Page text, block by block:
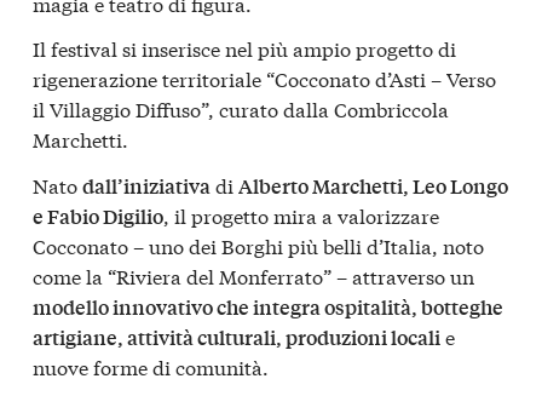
Il festival si inserisce nel più ampio progetto di
rigenerazione territoriale “Cocconato d’Asti – Verso
il Villaggio Diffuso”, curato dalla Combriccola
Marchetti.
Natodall’iniziativadi Alberto Marchetti, Leo Longo
e Fabio Digilio, il progetto mira a valorizzare
Cocconato – uno dei Borghi più belli d’Italia, noto
come la “Riviera del Monferrato” – attraverso un
modello innovativo che integra ospitalità, botteghe
artigiane, attività culturali, produzioni localie
nuove forme di comunità.